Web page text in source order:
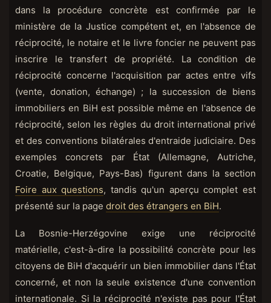
dans la procédure concrète est confirmée par le
ministère de la Justice compétent et, en l'absence de
réciprocité, le notaire et le livre foncier ne peuvent pas
inscrire le transfert de propriété. La condition de
réciprocité concerne l'acquisition par actes entre vifs
(vente, donation, échange) ; la succession de biens
immobiliers en BiH est possible même en l'absence de
réciprocité, selon les règles du droit international privé
et des conventions bilatérales d'entraide judiciaire. Des
exemples concrets par État (Allemagne, Autriche,
Croatie, Belgique, Pays-Bas) figurent dans la section
Foire aux questions, tandis qu'un aperçu complet est
présenté sur la page droit des étrangers en BiH.
La Bosnie-Herzégovine exige une réciprocité
matérielle, c'est-à-dire la possibilité concrète pour les
citoyens de BiH d'acquérir un bien immobilier dans l'État
concerné, et non la seule existence d'une convention
internationale. Si la réciprocité n'existe pas pour l'État